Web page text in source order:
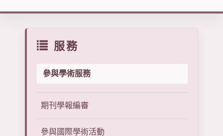
服務
參與學術服務
期刊學報編審
參與國際學術活動